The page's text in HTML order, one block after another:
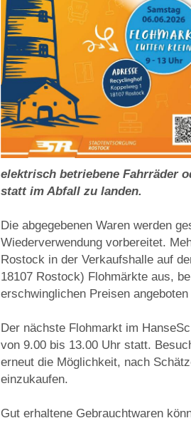
elektrisch betriebene Fahrräder
statt im Abfall zu landen.
Die abgegebenen Waren werden
Wiederverwendung vorbereitet.
Rostock in der Verkaufshalle auf
18107 Rostock) Flohmärkte aus,
erschwinglichen Preisen
Der nächste Flohmarkt im
von 9.00 bis 13.00 Uhr statt.
erneut die Möglichkeit, nach
einzukaufen.
Gut erhaltene Gebrauchtwaren